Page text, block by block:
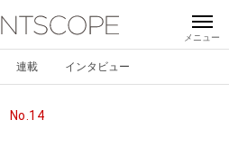
連載 インタビュー
No.14